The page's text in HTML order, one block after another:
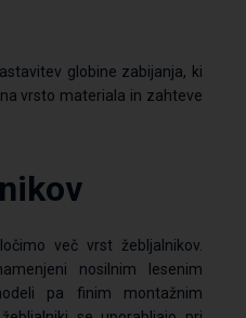
globine zabijanja, ki
vrsto materiala in zahteve
več vrst žebljalnikov.
nosilnim lesenim
pa finim montažnim